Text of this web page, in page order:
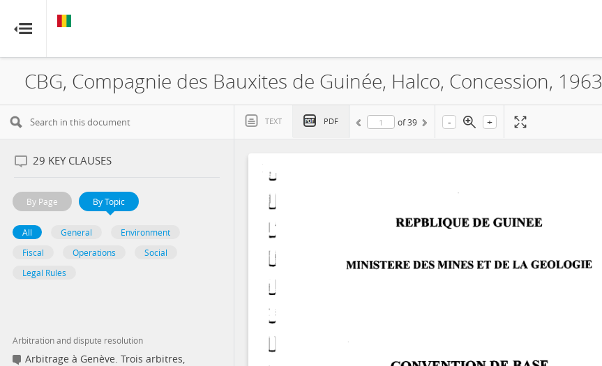
GUINEA
RESOURCE CONTRACTS
Home
FAQs
Guides
Glossary
Contact
CBG, Compagnie des Bauxites de Guinée, Halco, Concession, 1963
TEXT PDF of39 - +
29 KEY CLAUSES
By Page By Topic
All General
Environment
Fiscal
Operations
Social
Legal Rules
Arbitration and dispute resolution
Arbitrage à Genève. Trois arbitres,